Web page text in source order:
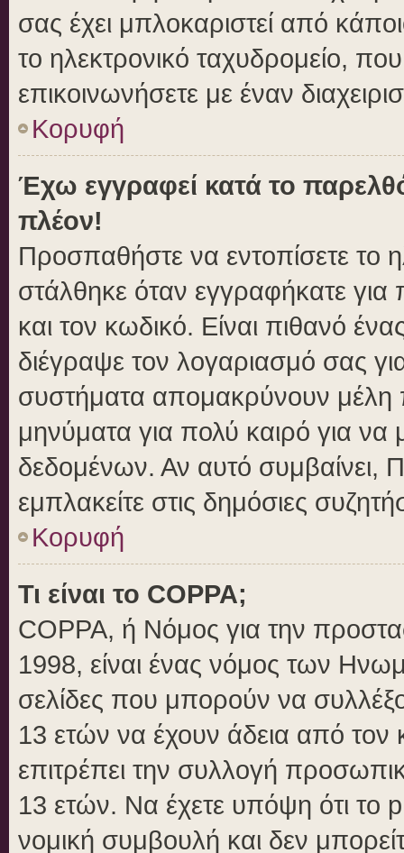
σας έχει μπλοκαριστεί από
το ηλεκτρονικό ταχυδρομείο,
επικοινωνήσετε με έναν
Κορυφή
Έχω εγγραφεί κατά το
πλέον!
Προσπαθήστε να εντοπίσετε το
στάλθηκε όταν εγγραφήκατε
και τον κωδικό. Είναι πιθανό
διέγραψε τον λογαριασμό σας
συστήματα απομακρύνουν μέλη
μηνύματα για πολύ καιρό για
δεδομένων. Αν αυτό συμβαίνει,
εμπλακείτε στις δημόσιες
Κορυφή
Τι είναι το COPPA;
COPPA, ή Νόμος για την
1998, είναι ένας νόμος των
σελίδες που μπορούν να
13 ετών να έχουν άδεια από τον
επιτρέπει την συλλογή
13 ετών. Να έχετε υπόψη ότι το
νομική συμβουλή και δεν